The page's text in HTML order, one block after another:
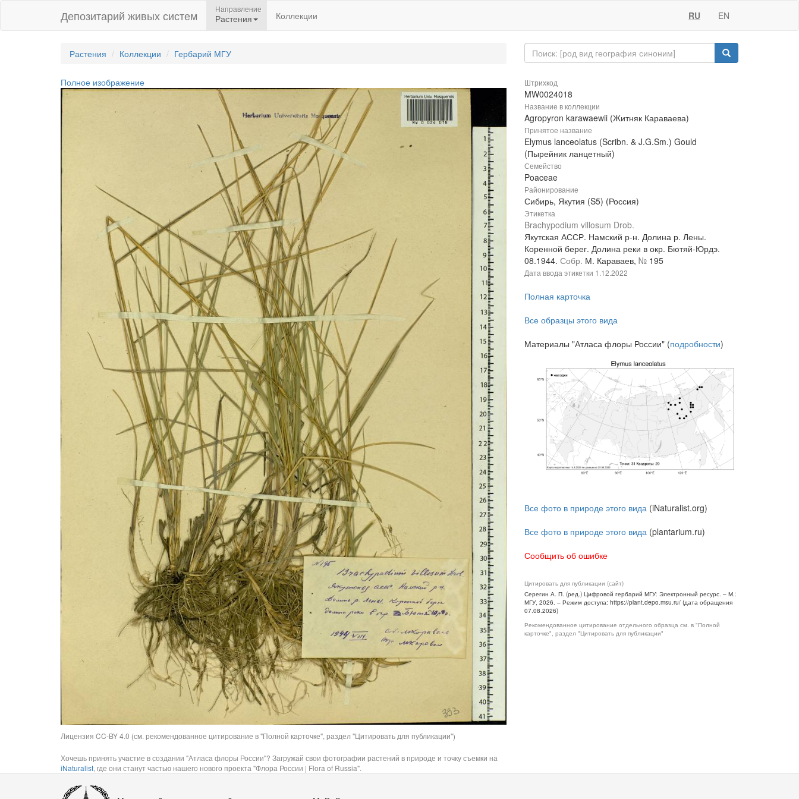
Депозитарий живых систем Направление
Растения Коллекции RU EN
Растения Коллекции Гербарий МГУ
Полное изображение
Лицензия CC-BY 4.0 (см. рекомендованное цитирование в "Полной карточке", раздел "Цитировать для публикации")
Хочешь принять участие в создании "Атласа флоры России"? Загружай свои фотографии растений в природе и точку съемки на
iNaturalist, где они станут частью нашего нового проекта "Флора России | Flora of Russia".
Штрихкод
MW0024018
Название в коллекции
Agropyron karawaewii (Житняк Караваева)
Принятое название
Elymus lanceolatus (Scribn. & J.G.Sm.) Gould
(Пырейник ланцетный)
Семейство
Poaceae
Районирование
Сибирь, Якутия (S5) (Россия)
Этикетка
Brachypodium villosum Drob.
Якутская АССР. Намский р-н. Долина р. Лены.
Коренной берег. Долина реки в окр. Бютяй-Юрдэ.
08.1944. Собр. М. Караваев, № 195
Дата ввода этикетки 1.12.2022
Полная карточка
Все образцы этого вида
Материалы "Атласа флоры России" (подробности)
Все фото в природе этого вида (iNaturalist.org)
Все фото в природе этого вида (plantarium.ru)
Сообщить об ошибке
Цитировать для публикации (сайт)
Серегин А. П. (ред.) Цифровой гербарий МГУ: Электронный ресурс. – М.:
МГУ, 2026. – Режим доступа: https://plant.depo.msu.ru/ (дата обращения
07.08.2026)
Рекомендованное цитирование отдельного образца см. в "Полной
карточке", раздел "Цитировать для публикации"